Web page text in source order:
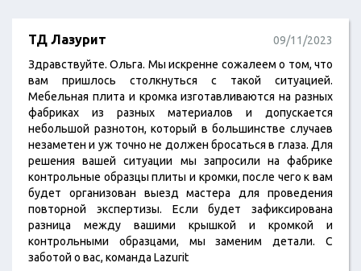
ТД Лазурит
09/11/2023
Здравствуйте. Ольга. Мы искренне сожалеем о том, что
вам пришлось столкнуться с такой ситуацией.
Мебельная плита и кромка изготавливаются на разных
фабриках из разных материалов и допускается
небольшой разнотон, который в большинстве случаев
незаметен и уж точно не должен бросаться в глаза. Для
решения вашей ситуации мы запросили на фабрике
контрольные образцы плиты и кромки, после чего к вам
будет организован выезд мастера для проведения
повторной экспертизы. Если будет зафиксирована
разница между вашими крышкой и кромкой и
контрольными образцами, мы заменим детали. С
заботой о вас, команда Lazurit